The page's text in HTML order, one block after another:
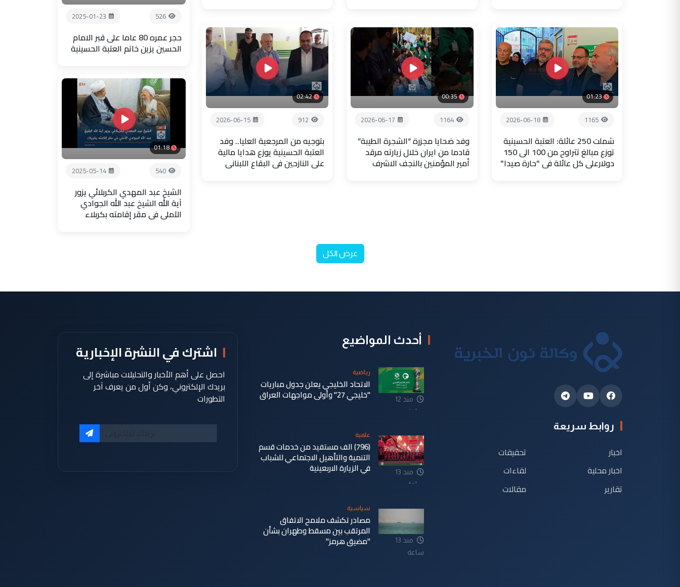
01:23
1165
2026-06-18
شملت 250 عائلة: العتبة الحسينية
توزع مبالغ تتراوح من 100 الى 150
دولارعلى كل عائلة في "حارة صيدا"
00:35
1164
2026-06-17
وفد ضحايا مجزرة “الشجرة الطيبة”
قادما من ايران خلال زيارته مرقد
أمير المؤمنين بالنجف الاشرف
02:42
912
2026-06-15
بتوجيه من المرجعية العليا.. وفد
العتبة الحسينية يوزع هدايا مالية
على النازحين في البقاع اللبناني
526
2025-01-23
حجر عمره 80 عاما على قبر الامام
الحسين يزين خاتم العتبة الحسينية
01:18
540
2025-05-14
الشيخ عبد المهدي الكربلائي يزور
آية الله الشيخ عبد الله الجوادي
الآملي في مقر إقامته بكربلاء
عرض الكل
روابط سريعة
اخبار
اخبار محلية
تقارير
تحقيقات
لقاءات
مقالات
أحدث المواضيع
منذ 12
ساعة
رياضية
الاتحاد الخليجي يعلن جدول مباريات
"خليجي 27" وأولى مواجهات العراق
منذ 13
ساعة
علمية
(796) الف مستفيد من خدمات قسم
التنمية والتأهيل الاجتماعي للشباب
في الزيارة الاربعينية
منذ 13
ساعة
سياسية
مصادر تكشف ملامح الاتفاق
المرتقب بين مسقط وطهران بشأن
"مضيق هرمز"
اشترك في النشرة الإخبارية
احصل على أهم الأخبار والتحليلات مباشرة إلى
بريدك الإلكتروني، وكن أول من يعرف آخر
التطورات